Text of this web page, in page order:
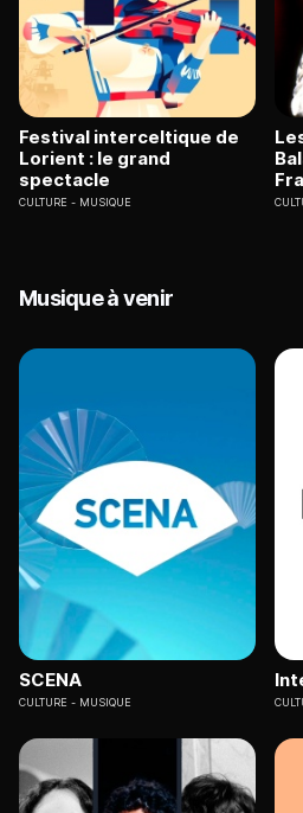
Festival interceltique de
Lorient : le grand
spectacle
CULTURE MUSIQUE
Musique à venir
SCENA
CULTURE MUSIQUE